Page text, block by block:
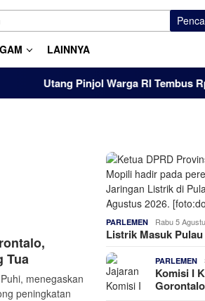
LAINNYA
Utang Pinjol Warga RI Tembus Rp105
Tua
menegaskan
peningkatan
PARLEMEN Rabu 5
Listrik Masuk
PARLEMEN
Komisi I